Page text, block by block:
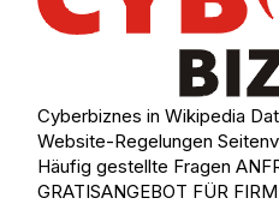
Cyberbiznes in Wikipedia
Website-Regelungen
Häufig gestellte Fragen
GRATISANGEBOT FÜR